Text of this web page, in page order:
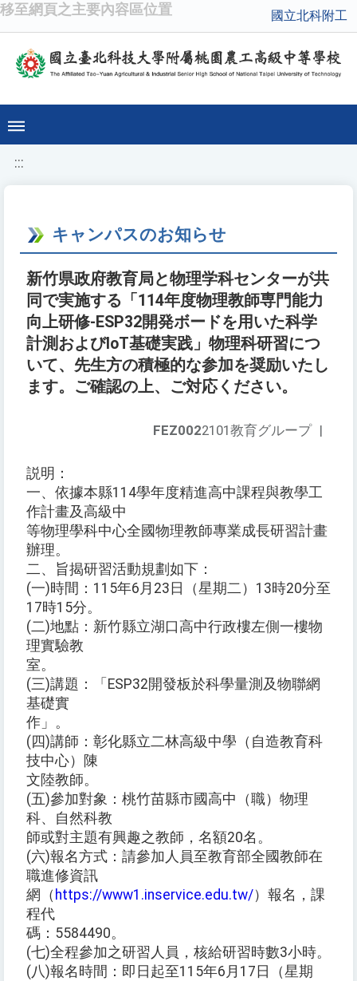
移至網頁之主要內容區位置 國立北科附工
:::
キャンパスのお知らせ
新竹県政府教育局と物理学科センターが共
同で実施する「114年度物理教師専門能力
向上研修-ESP32開発ボードを用いた科学
計測およびIoT基礎実践」物理科研習につ
いて、先生方の積極的な参加を奨励いたし
ます。ご確認の上、ご対応ください。
FEZ0022101教育グループ |
説明：
一、依據本縣114學年度精進高中課程與教學工
作計畫及高級中
等物理學科中心全國物理教師專業成長研習計畫
辦理。
二、旨揭研習活動規劃如下：
(一)時間：115年6月23日（星期二）13時20分至
17時15分。
(二)地點：新竹縣立湖口高中行政樓左側一樓物
理實驗教
室。
(三)講題：「ESP32開發板於科學量測及物聯網
基礎實
作」。
(四)講師：彰化縣立二林高級中學（自造教育科
技中心）陳
文陸教師。
(五)參加對象：桃竹苗縣市國高中（職）物理
科、自然科教
師或對主題有興趣之教師，名額20名。
(六)報名方式：請參加人員至教育部全國教師在
職進修資訊
網（ https://www1.inservice.edu.tw/）報名，課
程代
碼：5584490。
(七)全程參加之研習人員，核給研習時數3小時。
(八)報名時間：即日起至115年6月17日（星期